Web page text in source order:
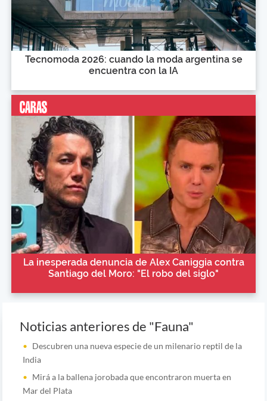
Tecnomoda 2026: cuando la moda argentina se
encuentra con la IA
La inesperada denuncia de Alex Caniggia contra
Santiago del Moro: "El robo del siglo"
Noticias anteriores de "Fauna"
Descubren una nueva especie de un milenario reptil de la
India
Mirá a la ballena jorobada que encontraron muerta en
Mar del Plata